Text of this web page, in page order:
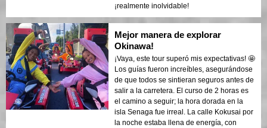
¡realmente inolvidable!
Mejor manera de explorar
Okinawa!
¡Vaya, este tour superó mis expectativas! 🤩
Los guías fueron increíbles, asegurándose
de que todos se sintieran seguros antes de
salir a la carretera. El curso de 2 horas es
el camino a seguir; la hora dorada en la
isla Senaga fue irreal. La calle Kokusai por
la noche estaba llena de energía, con